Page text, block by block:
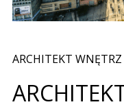
ARCHITEKT